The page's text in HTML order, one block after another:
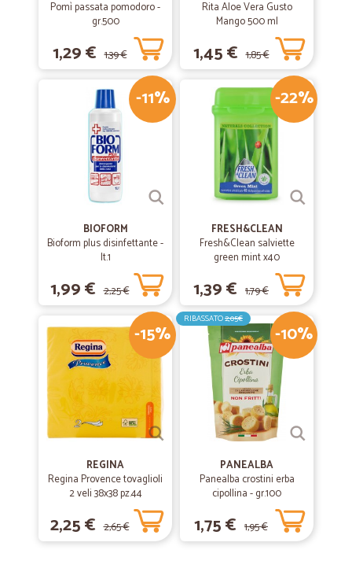
Pomì passata pomodoro -
gr.500
1,29 € 1,39 €
Rita Aloe Vera Gusto
Mango 500 ml
1,45 € 1,85 €
-11%
BIOFORM
Bioform plus disinfettante -
lt.1
1,99 € 2,25 €
-22%
FRESH&CLEAN
Fresh&Clean salviette
green mint x40
1,39 € 1,79 €
-15%
REGINA
Regina Provence tovaglioli
2 veli 38x38 pz.44
2,25 € 2,65 €
-10%
RIBASSATO2,05€
PANEALBA
Panealba crostini erba
cipollina - gr.100
1,75 € 1,95 €